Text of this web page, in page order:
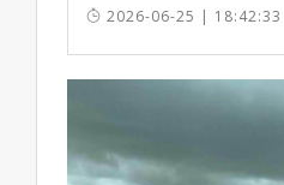
2026-06-25 | 18:42:33